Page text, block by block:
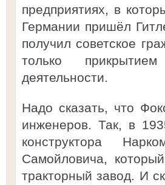
предприятиях, в
Германии пришёл
получил советское
только
деятельности.
Надо сказать, что
инженеров. Так, в
конструктора
Самойловича,
тракторный завод. И